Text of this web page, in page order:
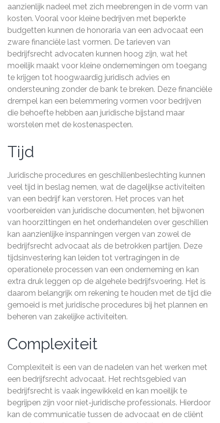
aanzienlijk nadeel met zich meebrengen in de vorm van
kosten. Vooral voor kleine bedrijven met beperkte
budgetten kunnen de honoraria van een advocaat een
zware financiële last vormen. De tarieven van
bedrijfsrecht advocaten kunnen hoog zijn, wat het
moeilijk maakt voor kleine ondernemingen om toegang
te krijgen tot hoogwaardig juridisch advies en
ondersteuning zonder de bank te breken. Deze financiële
drempel kan een belemmering vormen voor bedrijven
die behoefte hebben aan juridische bijstand maar
worstelen met de kostenaspecten.
Tijd
Juridische procedures en geschillenbeslechting kunnen
veel tijd in beslag nemen, wat de dagelijkse activiteiten
van een bedrijf kan verstoren. Het proces van het
voorbereiden van juridische documenten, het bijwonen
van hoorzittingen en het onderhandelen over geschillen
kan aanzienlijke inspanningen vergen van zowel de
bedrijfsrecht advocaat als de betrokken partijen. Deze
tijdsinvestering kan leiden tot vertragingen in de
operationele processen van een onderneming en kan
extra druk leggen op de algehele bedrijfsvoering. Het is
daarom belangrijk om rekening te houden met de tijd die
gemoeid is met juridische procedures bij het plannen en
beheren van zakelijke activiteiten.
Complexiteit
Complexiteit is een van de nadelen van het werken met
een bedrijfsrecht advocaat. Het rechtsgebied van
bedrijfsrecht is vaak ingewikkeld en kan moeilijk te
begrijpen zijn voor niet-juridische professionals. Hierdoor
kan de communicatie tussen de advocaat en de cliënt